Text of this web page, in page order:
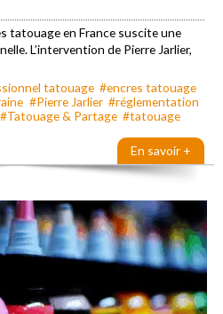
tatouage en France suscite une
L’intervention de Pierre Jarlier,
tatouage #encres tatouage
#Pierre Jarlier #réglementation
#Tatouage & Partage #tatouage
En savoir +